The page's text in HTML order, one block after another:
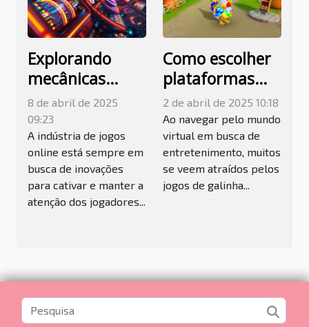
Explorando
mecânicas
inovadoras em
jogos de caça-
níqueis online
8 de abril de 2025
09:23
A indústria de jogos
online está sempre em
busca de inovações
para cativar e manter a
atenção dos jogadores...
Como escolher
plataformas
seguras para
jogar jogos de
galinha online
2 de abril de 2025 10:18
Ao navegar pelo mundo
virtual em busca de
entretenimento, muitos
se veem atraídos pelos
jogos de galinha...